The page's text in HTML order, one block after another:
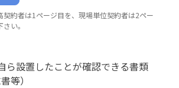
約者は1ページ目を、現場単位契約者は2ペー
い。
ら設置したことが確認できる書類
等）